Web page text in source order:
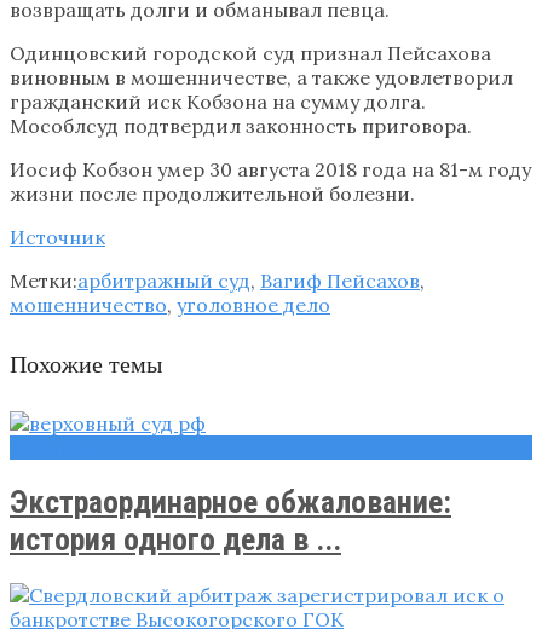
возвращать долги и обманывал певца.
Одинцовский городской суд признал Пейсахова
виновным в мошенничестве, а также удовлетворил
гражданский иск Кобзона на сумму долга.
Мособлсуд подтвердил законность приговора.
Иосиф Кобзон умер 30 августа 2018 года на 81-м году
жизни после продолжительной болезни.
Источник
Метки:арбитражный суд, Вагиф Пейсахов,
мошенничество, уголовное дело
Похожие темы
Экстраординарное обжалование:
история одного дела в ...